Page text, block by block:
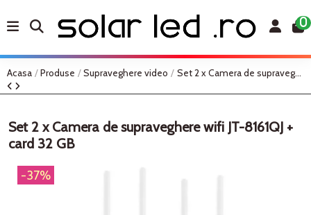
0
Acasa Produse Supraveghere video Set 2 x Camera de supraveghere wifi JT-8161QJ + card 32 GB
-37%
Set 2 x Camera de supraveghere wifi JT-8161QJ +
card 32 GB